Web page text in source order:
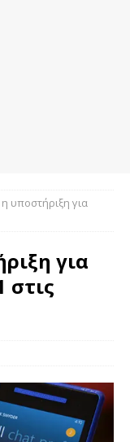
υποστήριξη για
για
στις